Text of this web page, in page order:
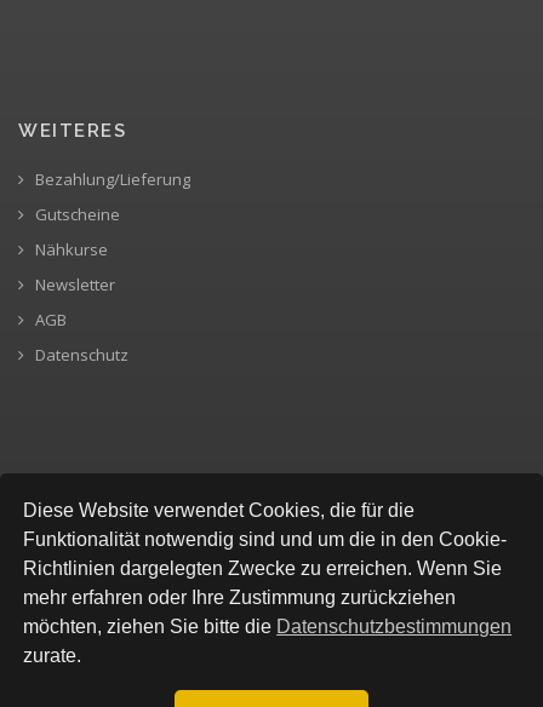
Diese Website verwendet Cookies, die für die
Funktionalität notwendig sind und um die in den Cookie-
Richtlinien dargelegten Zwecke zu erreichen. Wenn Sie
mehr erfahren oder Ihre Zustimmung zurückziehen
möchten, ziehen Sie bitte die Datenschutzbestimmungen
zurate.
WEITERES
Bezahlung/Lieferung
Gutscheine
Nähkurse
Newsletter
AGB
Datenschutz
SICHERE BEZAHLUNG